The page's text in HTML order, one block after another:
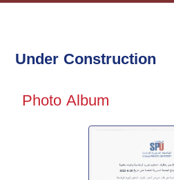
Under Construction
Photo Album